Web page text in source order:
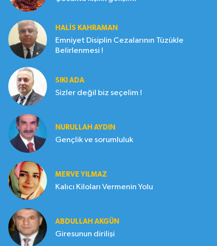
HALIS KAHRAMAN
Emniyet Disiplin Cezalarının Tüzükle
Belirlenmesi !
SIKI ADA
Sizler değil biz seçelim !
NURULLAH AYDIN
Gençlik ve sorumluluk
MERVE YILMAZ
Kalıcı Kiloları Vermenin Yolu
ABDULLAH AKGÜN
Giresunun dirilişi